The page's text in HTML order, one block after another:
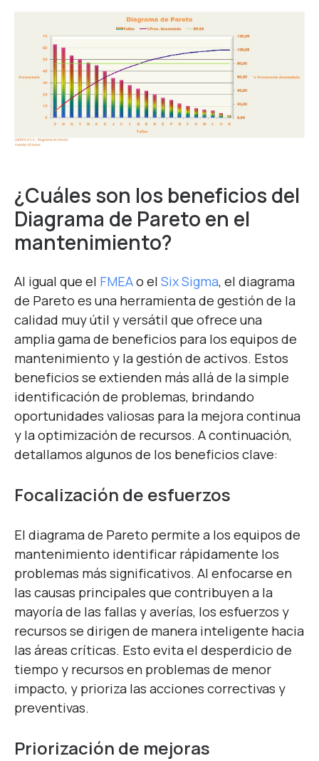
¿Cuáles son los beneficios del
Diagrama de Pareto en el
mantenimiento?
Al igual que el FMEAo el Six Sigma, el diagrama
de Pareto es una herramienta de gestión de la
calidad muy útil y versátil que ofrece una
amplia gama de beneficios para los equipos de
mantenimiento y la gestión de activos. Estos
beneficios se extienden más allá de la simple
identificación de problemas, brindando
oportunidades valiosas para la mejora continua
y la optimización de recursos. A continuación,
detallamos algunos de los beneficios clave:
Focalización de esfuerzos
El diagrama de Pareto permite a los equipos de
mantenimiento identificar rápidamente los
problemas más significativos. Al enfocarse en
las causas principales que contribuyen a la
mayoría de las fallas y averías, los esfuerzos y
recursos se dirigen de manera inteligente hacia
las áreas críticas. Esto evita el desperdicio de
tiempo y recursos en problemas de menor
impacto, y prioriza las acciones correctivas y
preventivas.
Priorización de mejoras